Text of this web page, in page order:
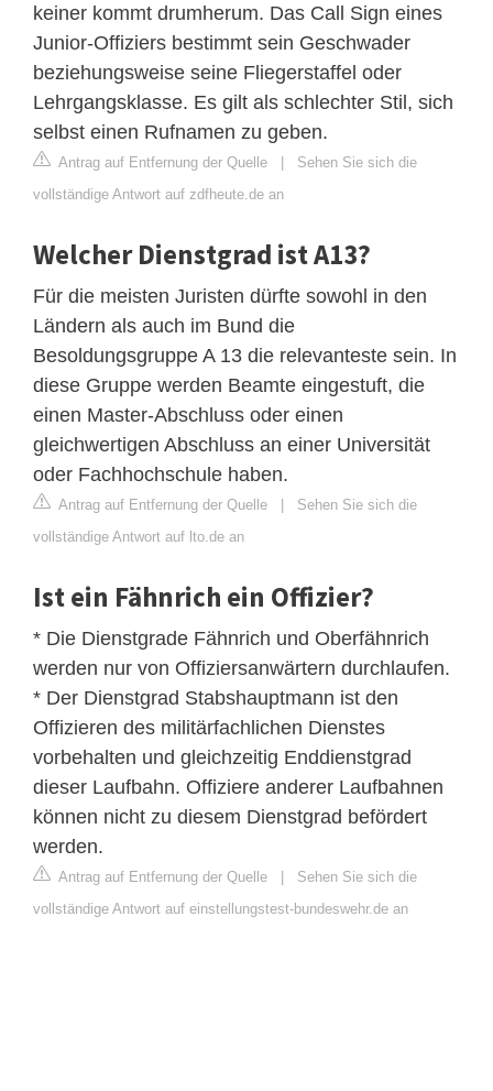
keiner kommt drumherum. Das Call Sign eines
Junior-Offiziers bestimmt sein Geschwader
beziehungsweise seine Fliegerstaffel oder
Lehrgangsklasse. Es gilt als schlechter Stil, sich
selbst einen Rufnamen zu geben.
Antrag auf Entfernung der Quelle | Sehen Sie sich die
vollständige Antwort auf zdfheute.de an
Welcher Dienstgrad ist A13?
Für die meisten Juristen dürfte sowohl in den
Ländern als auch im Bund die
Besoldungsgruppe A 13 die relevanteste sein. In
diese Gruppe werden Beamte eingestuft, die
einen Master-Abschluss oder einen
gleichwertigen Abschluss an einer Universität
oder Fachhochschule haben.
Antrag auf Entfernung der Quelle | Sehen Sie sich die
vollständige Antwort auf lto.de an
Ist ein Fähnrich ein Offizier?
* Die Dienstgrade Fähnrich und Oberfähnrich
werden nur von Offiziersanwärtern durchlaufen.
* Der Dienstgrad Stabshauptmann ist den
Offizieren des militärfachlichen Dienstes
vorbehalten und gleichzeitig Enddienstgrad
dieser Laufbahn. Offiziere anderer Laufbahnen
können nicht zu diesem Dienstgrad befördert
werden.
Antrag auf Entfernung der Quelle | Sehen Sie sich die
vollständige Antwort auf einstellungstest-bundeswehr.de an